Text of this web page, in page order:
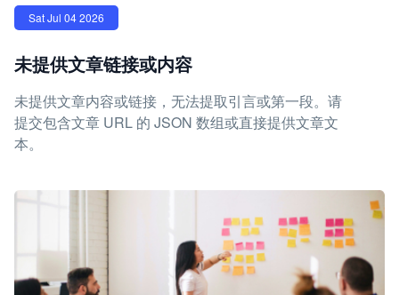
Sat Jul 04 2026
未提供文章链接或内容
未提供文章内容或链接，无法提取引言或第一段。请
提交包含文章 URL 的 JSON 数组或直接提供文章文
本。